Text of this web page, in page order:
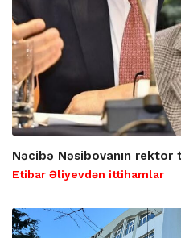
Nəcibə Nəsibovanın rektor
Etibar Əliyevdən ittihamlar